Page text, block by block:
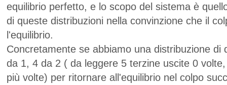
equilibrio perfetto, e lo scopo del sistema è
di queste distribuzioni nella convinzione che il
l'equilibrio.
Concretamente se abbiamo una distribuzione di
da 1, 4 da 2 ( da leggere 5 terzine uscite 0
più volte) per ritornare all'equilibrio nel colpo